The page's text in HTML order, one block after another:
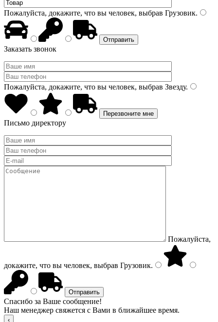
Пожалуйста, докажите, что вы человек, выбрав Грузовик.
Заказать звонок
Пожалуйста, докажите, что вы человек, выбрав Звезду.
Письмо директору
Пожалуйста,
докажите, что вы человек, выбрав Грузовик.
Спасибо за Ваше сообщение!
Наш менеджер свяжется с Вами в ближайшее время.